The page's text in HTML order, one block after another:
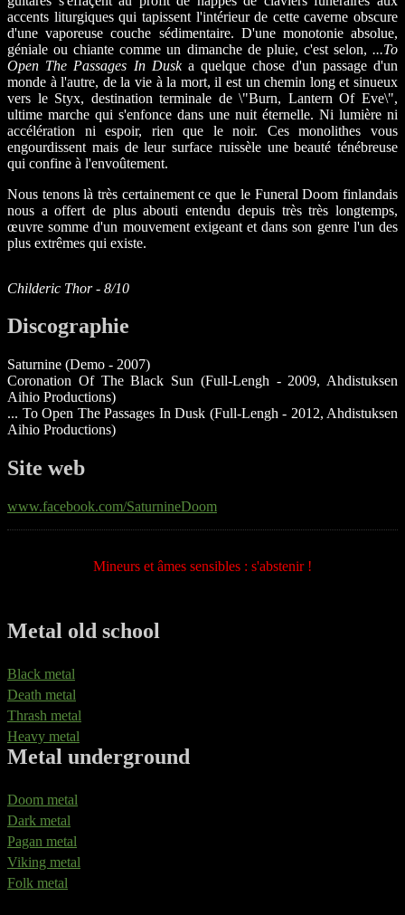
accents liturgiques qui tapissent l'intérieur de cette caverne obscure
d'une vaporeuse couche sédimentaire. D'une monotonie absolue,
géniale ou chiante comme un dimanche de pluie, c'est selon, ...To
Open The Passages In Duska quelque chose d'un passage d'un
monde à l'autre, de la vie à la mort, il est un chemin long et sinueux
vers le Styx, destination terminale de \"Burn, Lantern Of Eve\",
ultime marche qui s'enfonce dans une nuit éternelle. Ni lumière ni
accélération ni espoir, rien que le noir. Ces monolithes vous
engourdissent mais de leur surface ruissèle une beauté ténébreuse
qui confine à l'envoûtement.
Nous tenons là très certainement ce que le Funeral Doom finlandais
nous a offert de plus abouti entendu depuis très très longtemps,
œuvre somme d'un mouvement exigeant et dans son genre l'un des
plus extrêmes qui existe.
Childeric Thor - 8/10
Discographie
Saturnine (Demo - 2007)
Coronation Of The Black Sun (Full-Lengh - 2009, Ahdistuksen
Aihio Productions)
... To Open The Passages In Dusk (Full-Lengh - 2012, Ahdistuksen
Aihio Productions)
Site web
www.facebook.com/SaturnineDoom
Mineurs et âmes sensibles : s'abstenir !
Metal old school
Black metal
Death metal
Thrash metal
Heavy metal
Metal underground
Doom metal
Dark metal
Pagan metal
Viking metal
Folk metal